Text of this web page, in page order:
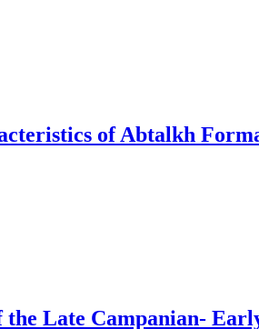
of Abtalkh
the Late Campanian-